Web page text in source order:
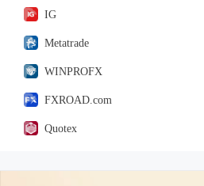
IG
Metatrade
WINPROFX
FXROAD.com
Quotex